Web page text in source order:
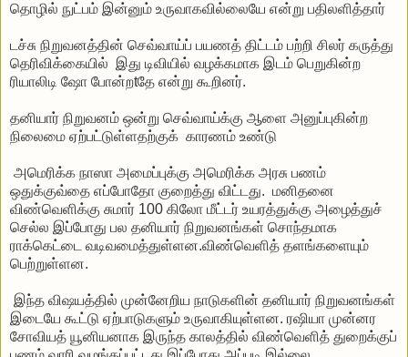
தொழில் நுட்பம் இன்னும் உருவாகவில்லையே என்று பதிலளித்தார்
டச்சு நிறுவனத்தின் செவ்வாய்ப் பயணத் திட்டம் பற்றி சிலர் கருத்து
தெரிவிக்கையில் இது டிவியில் வழக்கமாக இடம் பெறுகின்ற
ரியாலிடி ஷோ போன்றtதே என்று கூறினர்.
தனியார் நிறுவனம் ஒன்று செவ்வாய்க்கு ஆளை அனுப்புகின்ற
நிலைமை ஏற்பட்டுள்ளதற்குக் காரணம் உண்டு
அமெரிக்க நாஸா அமைப்புக்கு அமெரிக்க அரசு பணம்
ஒதுக்குவ்தை எப்போதோ குறைத்து விட்டது. மனிதனை
விண்வெளிக்கு சுமார் 100 கிலோ மீட்டர் உயரத்துக்கு அழைத்துச்
செல்ல இப்போது பல தனியார் நிறுவனங்கள் சொந்தமாக
ராக்கெட்டை வடிவமைத்துள்ளன.விண்வெளித் தளங்களையும்
பெற்றுள்ளன.
இந்த விஷயத்தில் முன்னேறிய நாடுகளின் தனியார் நிறுவனங்கள்
இடையே கூட்டு ஏற்பாடுகளும் உருவாகியுள்ளன. ரஷியா முன்னர
சோவியத் யூனியனாக இருந்த காலத்தில் விண்வெளித் துறைக்குப்